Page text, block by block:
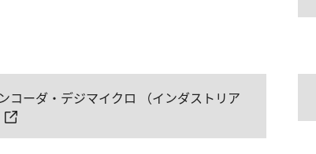
コーダ・デジマイクロ （インダストリア